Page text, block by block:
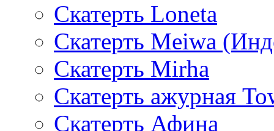
Скатерть Loneta
Скатерть Meiwa
Скатерть Mirha
Скатерть ажурная
Скатерть Афина